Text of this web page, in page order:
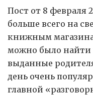
Пост от 8 февраля
больше всего на
книжным
можно было найти
выданные
день очень
главной